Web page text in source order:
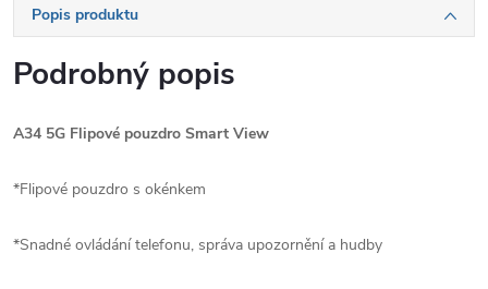
Popis produktu
Podrobný popis
A34 5G Flipové pouzdro Smart View
*Flipové pouzdro s okénkem
*Snadné ovládání telefonu, správa upozornění a hudby